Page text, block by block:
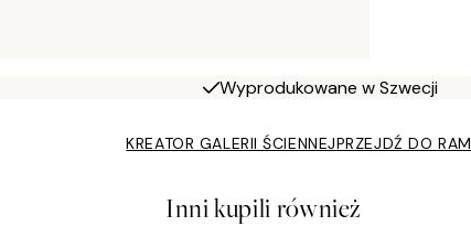
Wyprodukowane w Szwecji
KREATOR GALERII ŚCIENNEJPRZEJDŹ DO RAM
Inni kupili również